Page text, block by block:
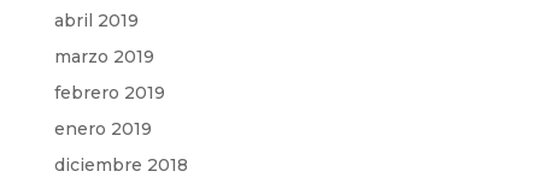
abril 2019
marzo 2019
febrero 2019
enero 2019
diciembre 2018